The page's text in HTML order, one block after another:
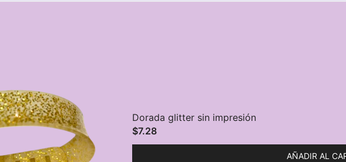
Dorada glitter sin impresión
$7.28
AÑADIR AL